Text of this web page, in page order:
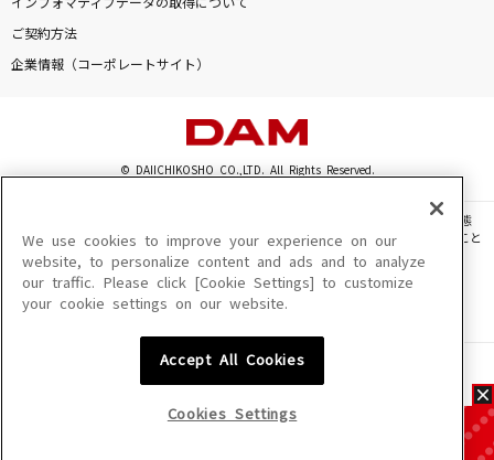
インフォマティブデータの取得について
ご契約方法
企業情報（コーポレートサイト）
© DAIICHIKOSHO CO.,LTD. All Rights Reserved.
このサイトに掲載されている一切の文章・画像・写真・動画・音声等を、手段や形態
を問わず、著作権法の定める範囲を超えて無断で複製、転載、ファイル化などすること
を禁じます。
楽曲及びコンテンツは、機種によりご利用いただけない場合があります。
楽曲及びコンテンツの配信日、配信内容が変更になる場合があります。
We use cookies to improve your experience on our
website, to personalize content and ads and to analyze
our traffic. Please click [Cookie Settings] to customize
your cookie settings on our website.
Accept All Cookies
Cookies Settings